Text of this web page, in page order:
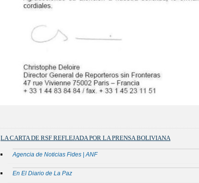
LA CARTA DE RSF REFLEJADA POR LA PRENSA BOLIVIANA
Agencia de Noticias Fides | ANF
En El Diario de La Paz